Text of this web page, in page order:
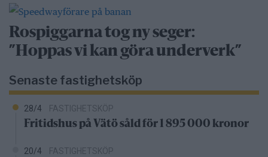
Rospiggarna tog ny seger:
”Hoppas vi kan göra underverk”
Senaste fastighetsköp
28/4 FASTIGHETSKÖP
Fritidshus på Vätö såld för 1 895 000 kronor
20/4 FASTIGHETSKÖP